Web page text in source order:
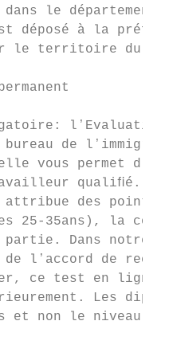
le département
déposé à la
le territoire du
de
vous permet
qualiﬁé.
attribue des points
25-35ans), la
partie. Dans notre
lʼaccord de
ce test en ligne
Les
et non le niveau.